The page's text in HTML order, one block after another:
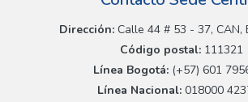
Dirección:Calle 44 # 53 - 37, CAN,
Código postal: 111321
Línea Bogotá:(+57) 601
Línea Nacional: 018000